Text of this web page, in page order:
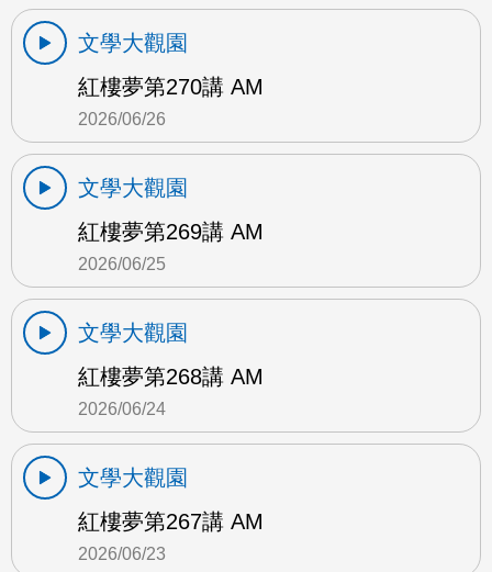
文學大觀園
紅樓夢第270講 AM
2026/06/26
文學大觀園
紅樓夢第269講 AM
2026/06/25
文學大觀園
紅樓夢第268講 AM
2026/06/24
文學大觀園
紅樓夢第267講 AM
2026/06/23